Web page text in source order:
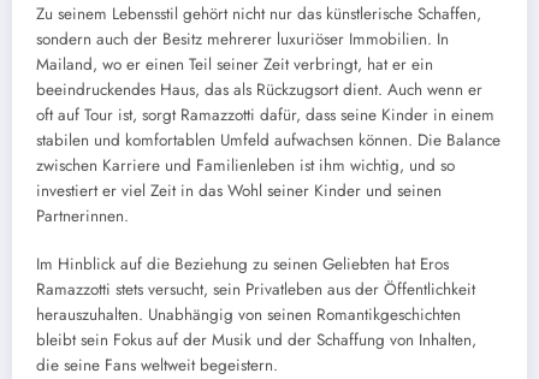
Zu seinem Lebensstil gehört nicht nur das künstlerische Schaffen,
sondern auch der Besitz mehrerer luxuriöser Immobilien. In
Mailand, wo er einen Teil seiner Zeit verbringt, hat er ein
beeindruckendes Haus, das als Rückzugsort dient. Auch wenn er
oft auf Tour ist, sorgt Ramazzotti dafür, dass seine Kinder in einem
stabilen und komfortablen Umfeld aufwachsen können. Die Balance
zwischen Karriere und Familienleben ist ihm wichtig, und so
investiert er viel Zeit in das Wohl seiner Kinder und seinen
Partnerinnen.
Im Hinblick auf die Beziehung zu seinen Geliebten hat Eros
Ramazzotti stets versucht, sein Privatleben aus der Öffentlichkeit
herauszuhalten. Unabhängig von seinen Romantikgeschichten
bleibt sein Fokus auf der Musik und der Schaffung von Inhalten,
die seine Fans weltweit begeistern.